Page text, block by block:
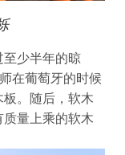
至少半年的晾
在葡萄牙的时候
。随后，软木
量上乘的软木